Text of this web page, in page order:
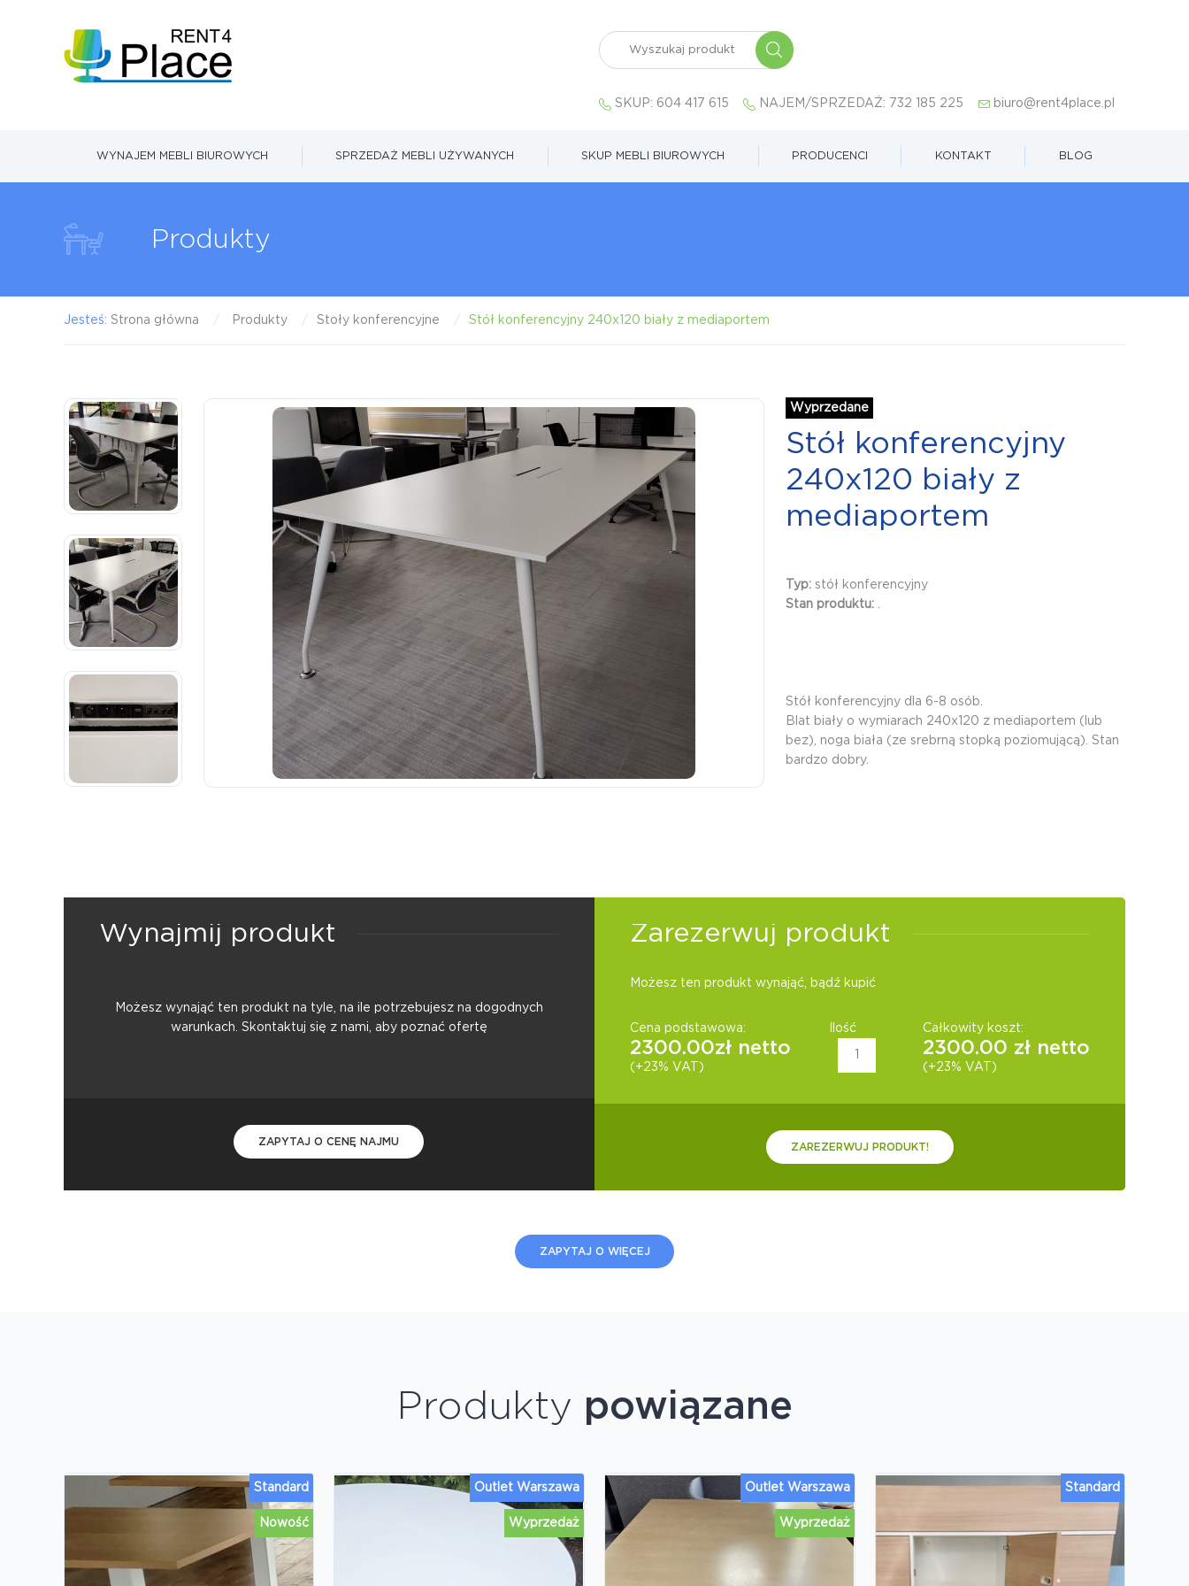
SKUP: 604 417 615 NAJEM/SPRZEDAŻ: 732 185 225 biuro@rent4place.pl
WYNAJEM MEBLI BIUROWYCH SPRZEDAŻ MEBLI UŻYWANYCH SKUP MEBLI BIUROWYCH PRODUCENCI KONTAKT BLOG
Produkty
Jesteś: Strona główna Produkty Stoły konferencyjne Stół konferencyjny 240x120 biały z mediaportem
Wyprzedane
Stół konferencyjny
240x120 biały z
mediaportem
Typ:stół konferencyjny
Stan produktu: .
Stół konferencyjny dla 6-8 osób.
Blat biały o wymiarach 240x120 z mediaportem (lub
bez), noga biała (ze srebrną stopką poziomującą). Stan
bardzo dobry.
Wynajmij produkt
Możesz wynająć ten produkt na tyle, na ile potrzebujesz na dogodnych
warunkach. Skontaktuj się z nami, aby poznać ofertę
ZAPYTAJ O CENĘ NAJMU
Zarezerwuj produkt
Możesz ten produkt wynająć, bądź kupić
Cena podstawowa:
2300.00zł netto
(+23% VAT)
Ilość Całkowity koszt:
2300.00 zł netto
(+23% VAT)
ZAREZERWUJ PRODUKT!
ZAPYTAJ O WIĘCEJ
Produkty powiązane
Nowość
Standard
Wyprzedaż
Outlet Warszawa
Wyprzedaż
Outlet Warszawa Standard